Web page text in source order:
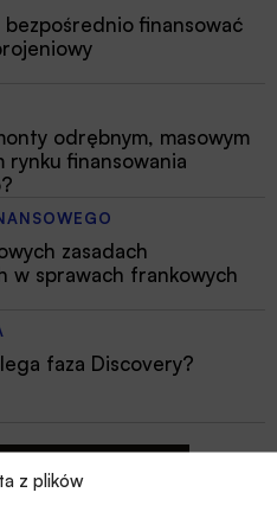
z plików
bezpośrednio finansować
odrębnym, masowym
rynku finansowania
zasadach
w sprawach frankowych
faza Discovery?